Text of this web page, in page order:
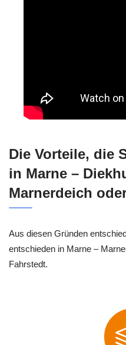
Die Vorteile, die
in Marne –
Marnerdeich
Aus diesen Gründen
entschieden in Marne –
Fahrstedt.